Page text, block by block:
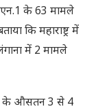
के 63 मामले
कि महाराष्ट्र में
में 2 मामले
के औसतन 3 से 4